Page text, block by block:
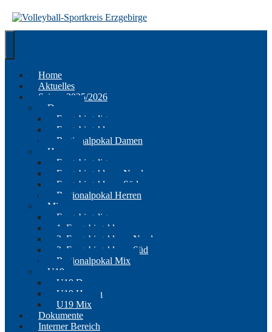
zum
Inhalt
Home
Aktuelles
Saison 2025/2026
Damen
Erzgebirgsliga
Erzgebirgsklasse
Regionalpokal Damen
Herren
Erzgebirgsliga
Erzgebirgsklasse Nord
Erzgebirgsklasse Süd
Regionalpokal Herren
Mix
Erzgebirgsliga
1. Erzgebirgsklasse
2. Erzgebirgsklasse Nord
2. Erzgebirgsklasse Süd
Regionalpokal Mix
U19
U19 Damen
U19 Herren
U19 Mix
Dokumente
Interner Bereich